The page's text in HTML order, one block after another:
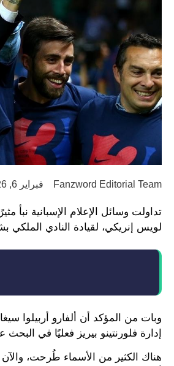
Fanzword Editorial Team فبراير 6, 2026
تداولت وسائل الإعلام الإسبانية
لويس إنريكي، لقيادة النادي الملكي
وبات من المؤكد أن ألفارو أربيلوا
إدارة فلورنتينو بيريز فعليًا في
هناك الكثير من الأسماء طُرحت،